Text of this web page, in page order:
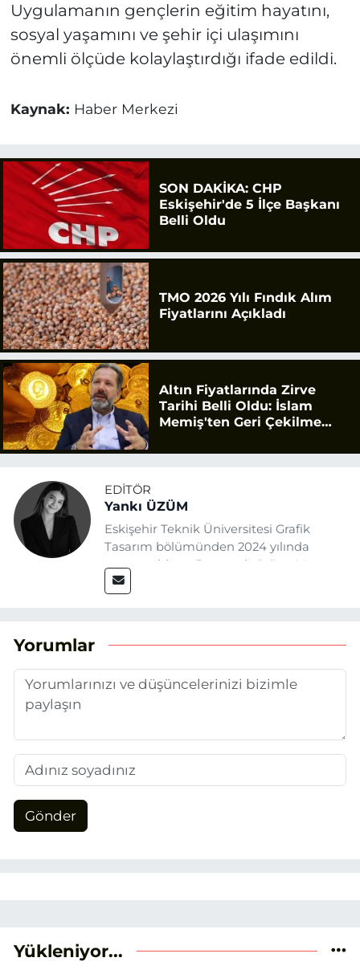
Uygulamanın gençlerin eğitim hayatını,
sosyal yaşamını ve şehir içi ulaşımını
önemli ölçüde kolaylaştırdığı ifade edildi.
Kaynak: Haber Merkezi
SON DAKİKA: CHP
Eskişehir'de 5 İlçe Başkanı
Belli Oldu
TMO 2026 Yılı Fındık Alım
Fiyatlarını Açıkladı
Altın Fiyatlarında Zirve
Tarihi Belli Oldu: İslam
Memiş'ten Geri Çekilme
EDITÖR
Yankı ÜZÜM
Eskişehir Teknik Üniversitesi Grafik
Tasarım bölümünden 2024 yılında
mezun oldum. Basın sektörüne Mayıs
2025’te Eskişehir Haber Ajansı ile adım
aktarmayı hedefliyorum.
Yorumlar
Gönder
Yükleniyor...